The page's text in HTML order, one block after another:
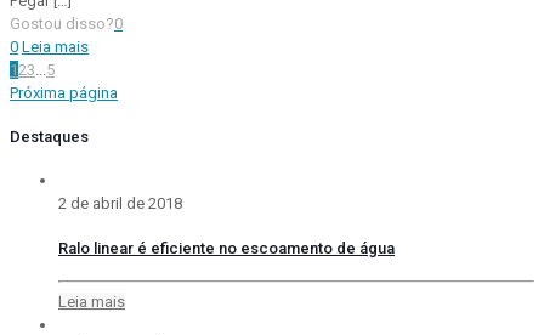
Gostou disso?0
0 Leia mais
123
5
Próxima página
Destaques
2 de abril de 2018
Ralo linear é eficiente no escoamento de água
Leia mais